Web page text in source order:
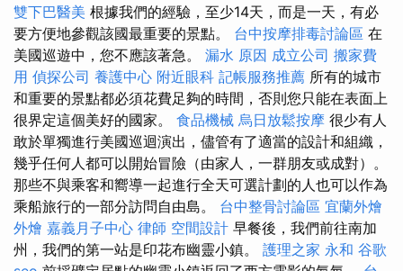
雙下巴醫美 根據我們的經驗，至少14天，而是一天，有必
要方便地參觀該國最重要的景點。 台中按摩排毒討論區 在
美國巡遊中，您不應該著急。 漏水 原因 成立公司 搬家費
用 偵探公司 養護中心 附近眼科 記帳服務推薦 所有的城市
和重要的景點都必須花費足夠的時間，否則您只能在表面上
很界定這個美好的國家。 食品機械 烏日放鬆按摩 很少有人
敢於單獨進行美國巡迴演出，儘管有了適當的設計和組織，
幾乎任何人都可以開始冒險（由家人，一群朋友或成對）。
那些不與乘客和嚮導一起進行全天可選計劃的人也可以作為
乘船旅行的一部分訪問自由島。 台中整骨討論區 宜蘭外燴
外燴 嘉義月子中心 律師 空間設計 早餐後，我們前往南加
州，我們的第一站是印花布幽靈小鎮。 護理之家 永和 谷歌